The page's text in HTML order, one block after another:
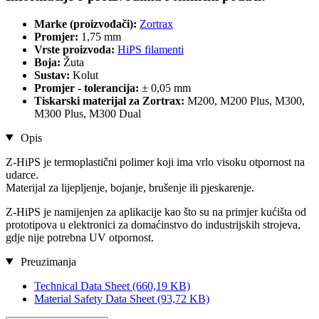
Marke (proizvođači): Zortrax
Promjer: 1,75 mm
Vrste proizvoda: HiPS filamenti
Boja: Žuta
Sustav: Kolut
Promjer - tolerancija: ± 0,05 mm
Tiskarski materijal za Zortrax: M200, M200 Plus, M300,
M300 Plus, M300 Dual
Opis
Z-HiPS je termoplastični polimer koji ima vrlo visoku otpornost na
udarce.
Materijal za lijepljenje, bojanje, brušenje ili pjeskarenje.
Z-HiPS je namijenjen za aplikacije kao što su na primjer kućišta od
prototipova u elektronici za domaćinstvo do industrijskih strojeva,
gdje nije potrebna UV otpornost.
Preuzimanja
Technical Data Sheet (660,19 KB)
Material Safety Data Sheet (93,72 KB)